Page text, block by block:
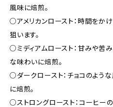
風味に焙煎。
○アメリカンロースト：時間をか
狙います。
○ミディアムロースト：甘みや苦
な味わいに焙煎。
○ダークロースト：チョコのよう
に焙煎。
○ストロングロースト：コーヒー